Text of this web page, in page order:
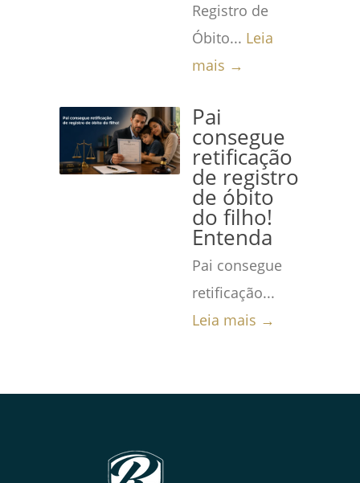
Registro de
Óbito... Leia
mais →
Pai
consegue
retificação
de registro
de óbito
do filho!
Entenda
Pai consegue
retificação...
Leia mais →